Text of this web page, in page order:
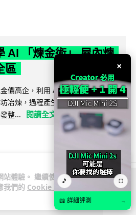
體驗。 繼續使用
我們的 Cookie 政
AI 「煉金術」 屋內煉
區
價高企，利用 AI 自學提煉黃金，在
冶煉，過程產生大量刺鼻濃煙，驚
整...
閱讀全文
×
🎵 ⛶
📖 詳細評測 →